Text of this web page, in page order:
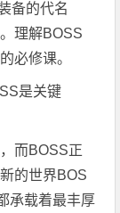
备的代名
理解BOSS
必修课。
而BOSS正
的世界BOS
承载着最丰厚